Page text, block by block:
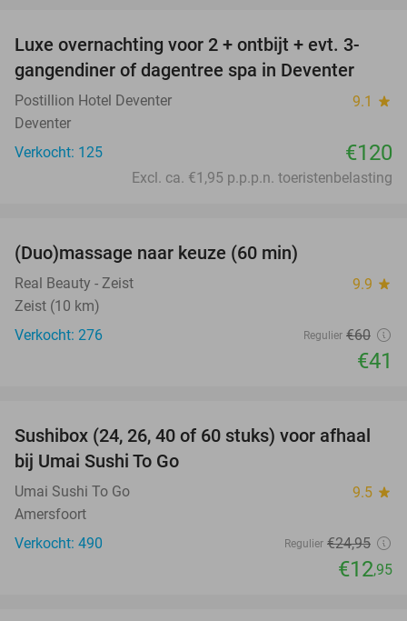
Luxe overnachting voor 2 + ontbijt + evt. 3-
gangendiner of dagentree spa in Deventer
Postillion Hotel Deventer 9.1 star
Deventer
Verkocht: 125
€120
Excl. ca. €1,95 p.p.p.n. toeristenbelasting
(Duo)massage naar keuze (60 min)
Real Beauty - Zeist 9.9 star
Zeist (10 km)
Verkocht: 276
Regulier €60
€41
48%
Sushibox (24, 26, 40 of 60 stuks) voor afhaal
bij Umai Sushi To Go
Umai Sushi To Go 9.5 star
Amersfoort
Verkocht: 490
Regulier €24,95
€12,95